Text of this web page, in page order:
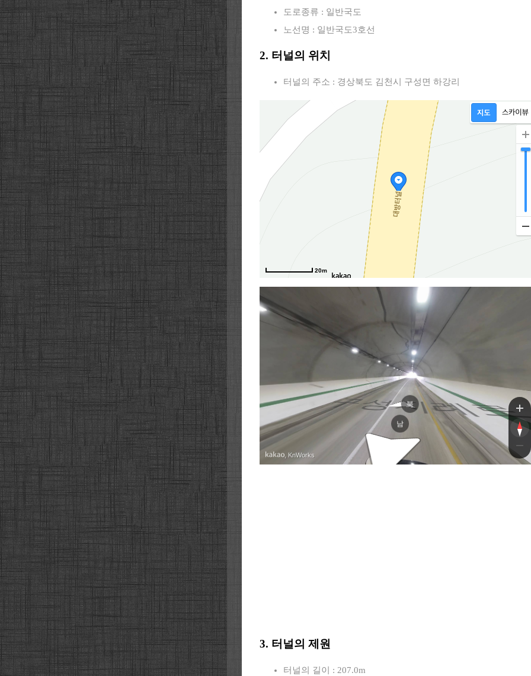
도로종류 : 일반국도
노선명 : 일반국도3호선
2. 터널의 위치
터널의 주소 : 경상북도 김천시 구성면 하강리
20m
구성지례
구성지례
북
남
, KnWorks
3. 터널의 제원
터널의 길이 : 207.0m